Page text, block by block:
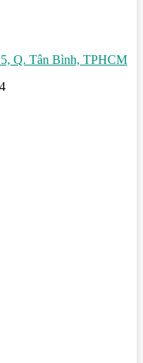
Q. Tân Bình, TPHCM